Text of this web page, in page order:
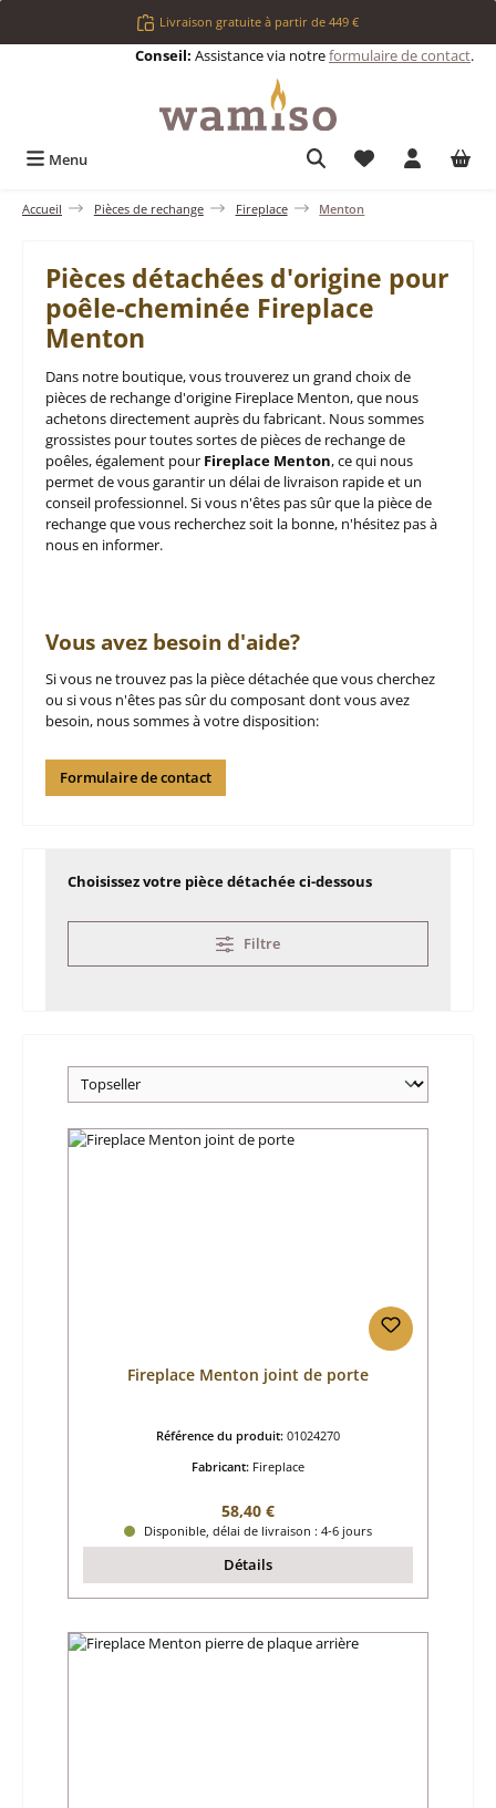
Passer au contenu principalLivraison gratuite à partir de 449 €
Conseil: Assistance via notreformulaire de contact.
Menu Vous avez 0
Accueil Pièces de rechange Fireplace Menton
Pièces détachées d'origine pour
poêle-cheminée Fireplace
Menton
Dans notre boutique, vous trouverez un grand choix de
pièces de rechange d'origine Fireplace Menton, que nous
achetons directement auprès du fabricant. Nous sommes
grossistes pour toutes sortes de pièces de rechange de
poêles, également pour Fireplace Menton, ce qui nous
permet de vous garantir un délai de livraison rapide et un
conseil professionnel. Si vous n'êtes pas sûr que la pièce de
rechange que vous recherchez soit la bonne, n'hésitez pas à
nous en informer.
Vous avez besoin d'aide?
Si vous ne trouvez pas la pièce détachée que vous cherchez
ou si vous n'êtes pas sûr du composant dont vous avez
besoin, nous sommes à votre disposition:
Formulaire de contact
Choisissez votre pièce détachée ci-dessous
Filtre
Fireplace Menton joint de porte
Référence du produit: 01024270
Fabricant: Fireplace
Prix régulier :
58,40 €
Disponible, délai de livraison : 4-6 jours
Détails